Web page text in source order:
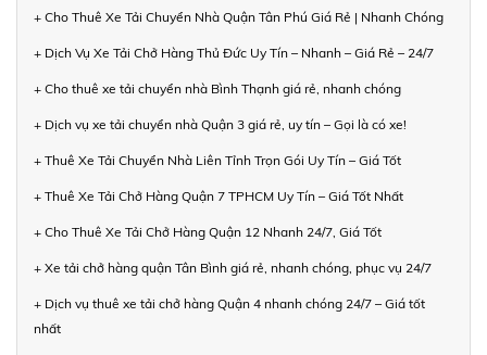
+ Cho Thuê Xe Tải Chuyển Nhà Quận Tân Phú Giá Rẻ | Nhanh Chóng
+ Dịch Vụ Xe Tải Chở Hàng Thủ Đức Uy Tín – Nhanh – Giá Rẻ – 24/7
+ Cho thuê xe tải chuyển nhà Bình Thạnh giá rẻ, nhanh chóng
+ Dịch vụ xe tải chuyển nhà Quận 3 giá rẻ, uy tín – Gọi là có xe!
+ Thuê Xe Tải Chuyển Nhà Liên Tỉnh Trọn Gói Uy Tín – Giá Tốt
+ Thuê Xe Tải Chở Hàng Quận 7 TPHCM Uy Tín – Giá Tốt Nhất
+ Cho Thuê Xe Tải Chở Hàng Quận 12 Nhanh 24/7, Giá Tốt
+ Xe tải chở hàng quận Tân Bình giá rẻ, nhanh chóng, phục vụ 24/7
+ Dịch vụ thuê xe tải chở hàng Quận 4 nhanh chóng 24/7 – Giá tốt
nhất